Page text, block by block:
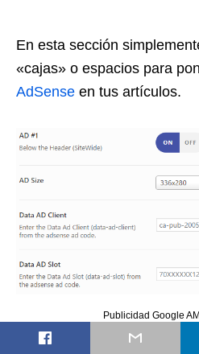
En esta sección
«cajas» o espacios para
AdSense en tus artículos.
Publicidad Google